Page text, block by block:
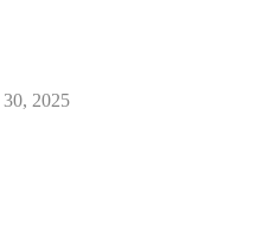
30, 2025